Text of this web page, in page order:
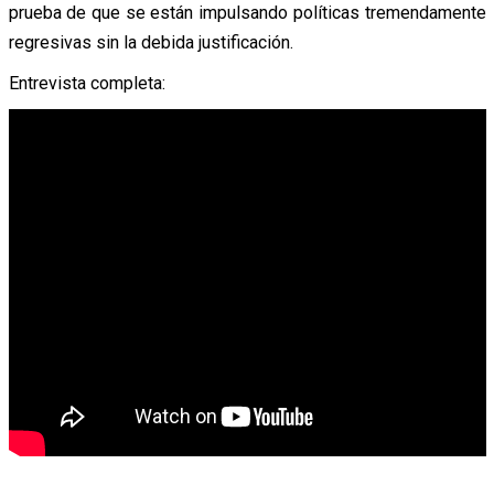
prueba de que se están impulsando políticas tremendamente
regresivas sin la debida justificación.
Entrevista completa: